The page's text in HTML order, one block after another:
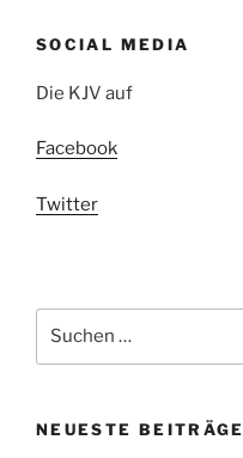
SOCIAL MEDIA
Die KJV auf
Facebook
Twitter
nach:
NEUESTE BEITRÄGE